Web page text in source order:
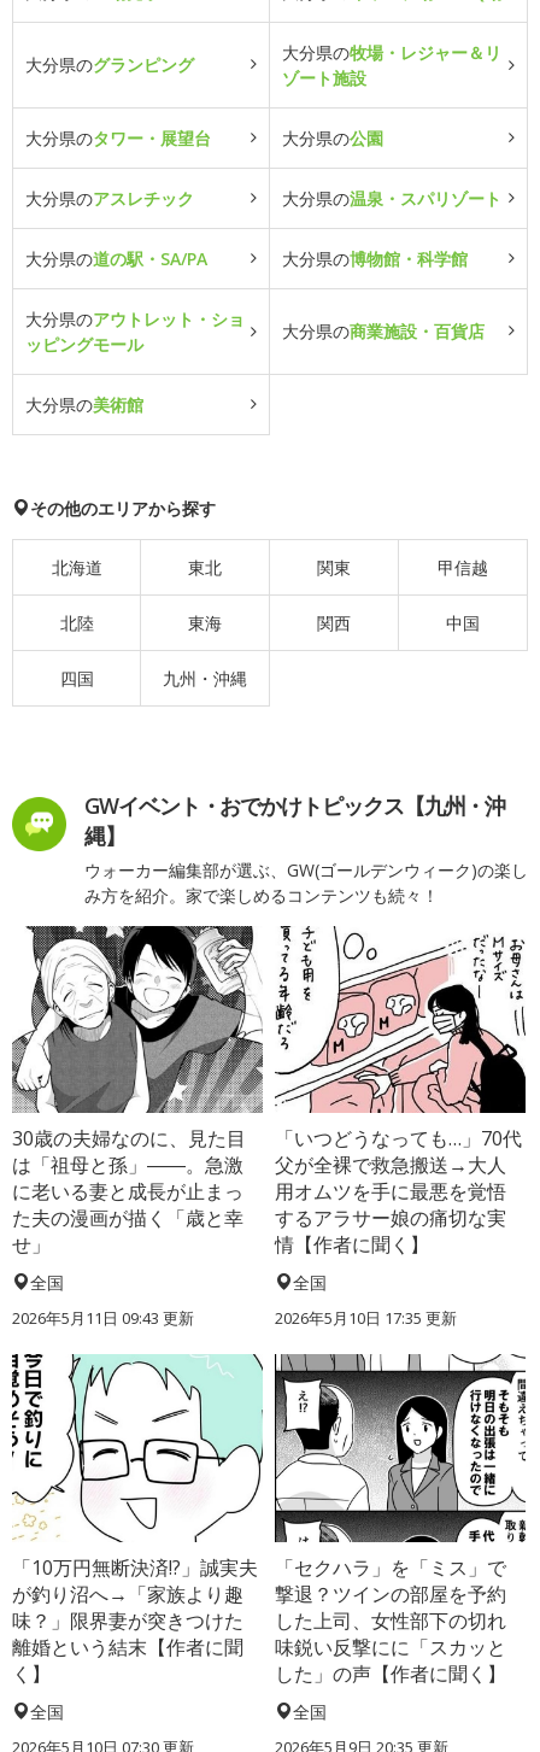
大分県のグランピング
大分県の牧場・レジャー＆リ
ゾート施設
大分県のタワー・展望台 大分県の公園
大分県のアスレチック 大分県の温泉・スパリゾート
大分県の道の駅・SA/PA 大分県の博物館・科学館
大分県のアウトレット・ショ
ッピングモール
大分県の商業施設・百貨店
大分県の美術館
その他のエリアから探す
北海道 東北 関東 甲信越
北陸 東海 関西 中国
四国 九州・沖縄
GWイベント・おでかけトピックス【九州・沖
縄】
ウォーカー編集部が選ぶ、GW(ゴールデンウィーク)の楽し
み方を紹介。家で楽しめるコンテンツも続々！
30歳の夫婦なのに、見た目
は「祖母と孫」――。急激
に老いる妻と成長が止まっ
た夫の漫画が描く「歳と幸
せ」
全国
2026年5月11日 09:43 更新
「いつどうなっても…」70代
父が全裸で救急搬送→大人
用オムツを手に最悪を覚悟
するアラサー娘の痛切な実
情【作者に聞く】
全国
2026年5月10日 17:35 更新
「10万円無断決済!?」誠実夫
が釣り沼へ→「家族より趣
味？」限界妻が突きつけた
離婚という結末【作者に聞
く】
全国
2026年5月10日 07:30 更新
「セクハラ」を「ミス」で
撃退？ツインの部屋を予約
した上司、女性部下の切れ
味鋭い反撃にに「スカッと
した」の声【作者に聞く】
全国
2026年5月9日 20:35 更新